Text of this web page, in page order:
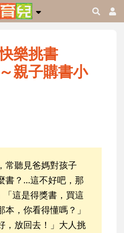
樂挑書
子購書小
聽見爸媽對孩子
書？…這不好吧，那
這是得獎書，買這
，你看得懂嗎？」
，放回去！」大人挑